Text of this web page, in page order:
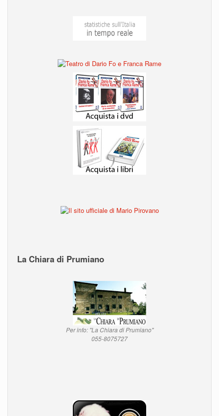
La Chiara di Prumiano
Per info: "La Chiara di Prumiano"
055-8075727